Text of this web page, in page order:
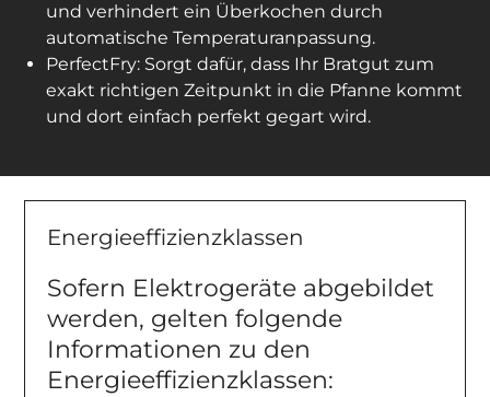
und verhindert ein Überkochen durch
automatische Temperaturanpassung.
PerfectFry: Sorgt dafür, dass Ihr Bratgut zum
exakt richtigen Zeitpunkt in die Pfanne kommt
und dort einfach perfekt gegart wird.
Energieeffizienzklassen
Sofern Elektrogeräte abgebildet
werden, gelten folgende
Informationen zu den
Energieeffizienzklassen: